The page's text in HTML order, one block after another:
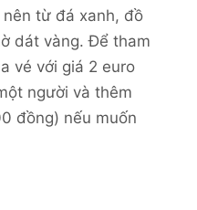
từ đá xanh, đồ
dát vàng. Để tham
vé với giá 2 euro
người và thêm
đồng) nếu muốn